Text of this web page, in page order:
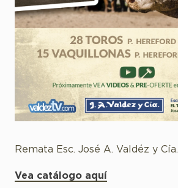
Remata Esc. José A. Valdéz y Cía.
Vea catálogo aquí